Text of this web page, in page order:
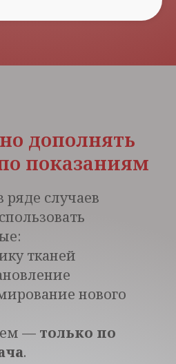
дополнять
показаниям
ряде случаев
тканей
нового
— только по
.